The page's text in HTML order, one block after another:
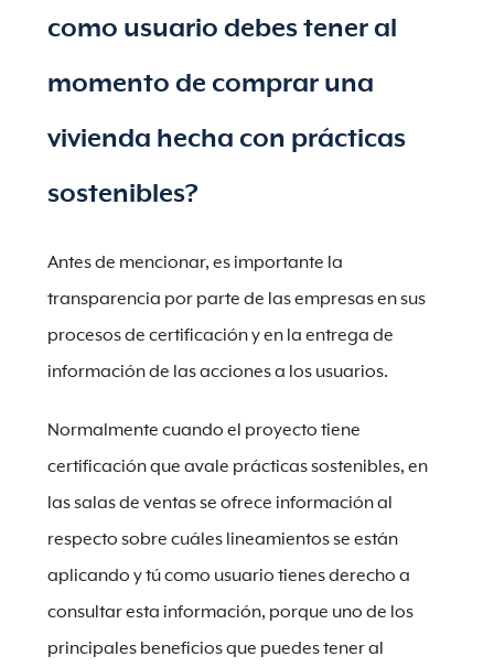
como usuario debes tener al
momento de comprar una
vivienda hecha con prácticas
sostenibles?
Antes de mencionar, es importante la
transparencia por parte de las empresas en sus
procesos de certificación y en la entrega de
información de las acciones a los usuarios.
Normalmente cuando el proyecto tiene
certificación que avale prácticas sostenibles, en
las salas de ventas se ofrece información al
respecto sobre cuáles lineamientos se están
aplicando y tú como usuario tienes derecho a
consultar esta información, porque uno de los
principales beneficios que puedes tener al